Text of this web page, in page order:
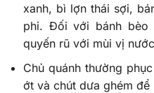
xanh, bì lợn thái sợi,
phi. Đối với bánh
quyến rũ với mùi vị
Chủ quánh thường
ớt và chút dưa ghém để